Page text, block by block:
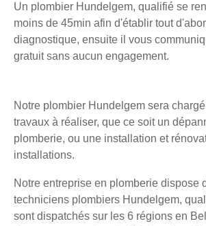
Un plombier Hundelgem, qualifié se
moins de 45min afin d'établir tout
diagnostique, ensuite il vous
gratuit sans aucun engagement.
Notre plombier Hundelgem sera
travaux à réaliser, que ce soit un
plomberie, ou une installation et
installations.
Notre entreprise en plomberie dispose
techniciens plombiers Hundelgem,
sont dispatchés sur les 6 régions en